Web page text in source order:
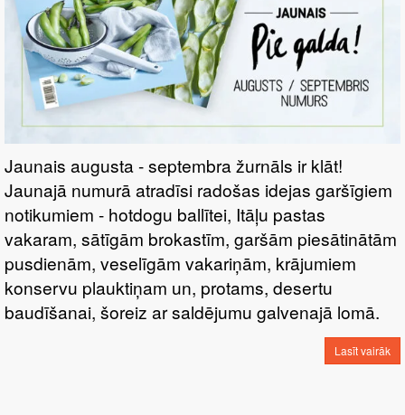
Jaunais augusta - septembra žurnāls ir klāt!
Jaunajā numurā atradīsi radošas idejas garšīgiem
notikumiem - hotdogu ballītei, Itāļu pastas
vakaram, sātīgām brokastīm, garšām piesātinātām
pusdienām, veselīgām vakariņām, krājumiem
konservu plauktiņam un, protams, desertu
baudīšanai, šoreiz ar saldējumu galvenajā lomā.
Lasīt vairāk